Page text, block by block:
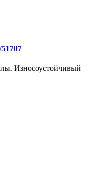
Износоустойчивый